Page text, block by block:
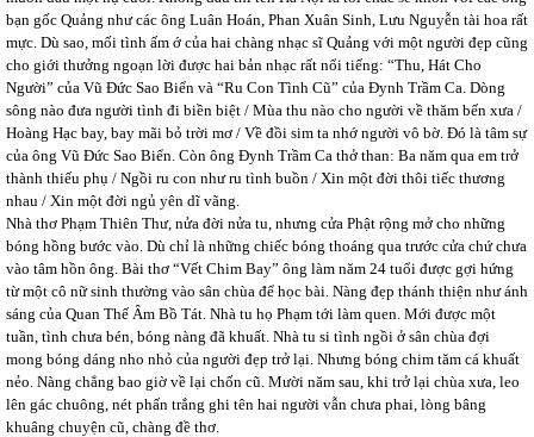
bạn gốc Quảng như các ông Luân Hoán, Phan Xuân Sinh, Lưu Nguyễn tài hoa rất
mực. Dù sao, mối tình ấm ớ của hai chàng nhạc sĩ Quảng với một người đẹp cũng
cho giới thưởng ngoạn lời được hai bản nhạc rất nổi tiếng: “Thu, Hát Cho
Người” của Vũ Đức Sao Biển và “Ru Con Tình Cũ” của Đynh Trầm Ca. Dòng
sông nào đưa người tình đi biền biệt / Mùa thu nào cho người về thăm bến xưa /
Hoàng Hạc bay, bay mãi bỏ trời mơ / Về đồi sim ta nhớ người vô bờ. Đó là tâm sự
của ông Vũ Đức Sao Biển. Còn ông Đynh Trầm Ca thở than: Ba năm qua em trở
thành thiếu phụ / Ngồi ru con như ru tình buồn / Xin một đời thôi tiếc thương
nhau / Xin một đời ngủ yên dĩ vãng.
Nhà thơ Phạm Thiên Thư, nửa đời nửa tu, nhưng cửa Phật rộng mở cho những
bóng hồng bước vào. Dù chỉ là những chiếc bóng thoáng qua trước cửa chứ chưa
vào tâm hồn ông. Bài thơ “Vết Chim Bay” ông làm năm 24 tuổi được gợi hứng
từ một cô nữ sinh thường vào sân chùa để học bài. Nàng đẹp thánh thiện như ánh
sáng của Quan Thế Âm Bồ Tát. Nhà tu họ Phạm tới làm quen. Mới được một
tuần, tình chưa bén, bóng nàng đã khuất. Nhà tu si tình ngồi ở sân chùa đợi
mong bóng dáng nho nhỏ của người đẹp trở lại. Nhưng bóng chim tăm cá khuất
nẻo. Nàng chẳng bao giờ về lại chốn cũ. Mười năm sau, khi trở lại chùa xưa, leo
lên gác chuông, nét phấn trắng ghi tên hai người vẫn chưa phai, lòng bâng
khuâng chuyện cũ, chàng đề thơ.